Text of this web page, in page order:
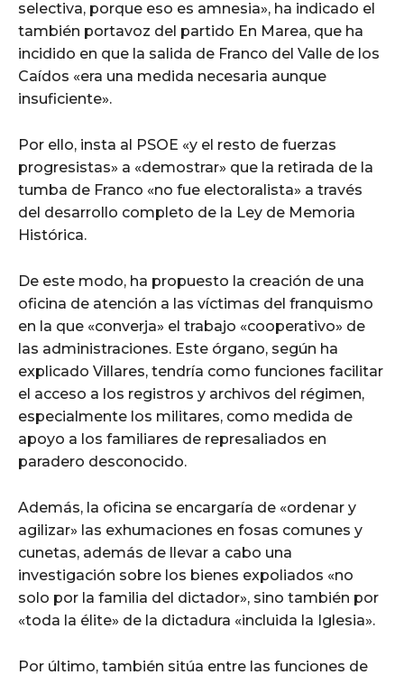
selectiva, porque eso es amnesia», ha indicado el
también portavoz del partido En Marea, que ha
incidido en que la salida de Franco del Valle de los
Caídos «era una medida necesaria aunque
insuficiente».
Por ello, insta al PSOE «y el resto de fuerzas
progresistas» a «demostrar» que la retirada de la
tumba de Franco «no fue electoralista» a través
del desarrollo completo de la Ley de Memoria
Histórica.
De este modo, ha propuesto la creación de una
oficina de atención a las víctimas del franquismo
en la que «converja» el trabajo «cooperativo» de
las administraciones. Este órgano, según ha
explicado Villares, tendría como funciones facilitar
el acceso a los registros y archivos del régimen,
especialmente los militares, como medida de
apoyo a los familiares de represaliados en
paradero desconocido.
Además, la oficina se encargaría de «ordenar y
agilizar» las exhumaciones en fosas comunes y
cunetas, además de llevar a cabo una
investigación sobre los bienes expoliados «no
solo por la familia del dictador», sino también por
«toda la élite» de la dictadura «incluida la Iglesia».
Por último, también sitúa entre las funciones de